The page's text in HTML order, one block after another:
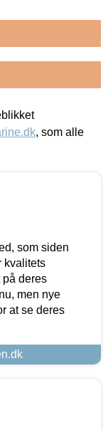
, som alle
som siden
kvalitets
på deres
men nye
at se deres